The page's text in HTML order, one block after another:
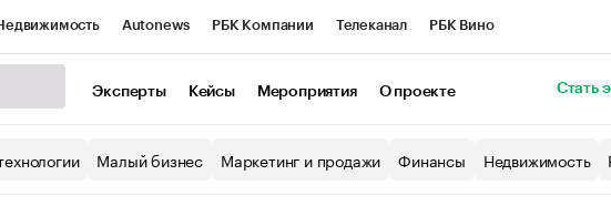
Autonews РБК Компании Телеканал РБК Вино
Экономика Бизнес
Эксперты Кейсы Мероприятия О проекте Стать
Малый бизнес Маркетинг и продажи Финансы Недвижимость